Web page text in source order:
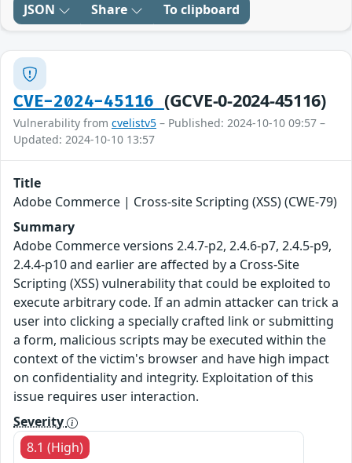
JSON Share To clipboard
CVE-2024-45116 (GCVE-0-2024-45116)
Vulnerability from cvelistv5 – Published: 2024-10-10 09:57 –
Updated: 2024-10-10 13:57
Title
Adobe Commerce | Cross-site Scripting (XSS) (CWE-79)
Summary
Adobe Commerce versions 2.4.7-p2, 2.4.6-p7, 2.4.5-p9,
2.4.4-p10 and earlier are affected by a Cross-Site
Scripting (XSS) vulnerability that could be exploited to
execute arbitrary code. If an admin attacker can trick a
user into clicking a specially crafted link or submitting
a form, malicious scripts may be executed within the
context of the victim's browser and have high impact
on confidentiality and integrity. Exploitation of this
issue requires user interaction.
Severity
8.1 (High)